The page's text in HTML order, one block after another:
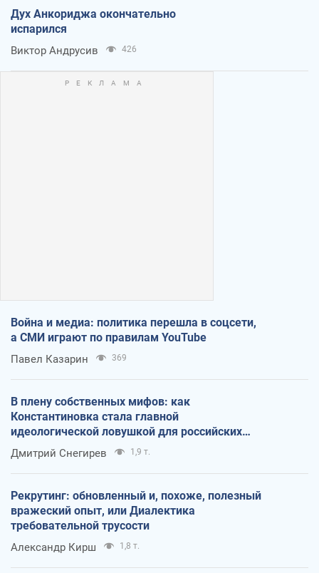
Дух Анкориджа окончательно
испарился
Виктор Андрусив 426
Война и медиа: политика перешла в соцсети,
а СМИ играют по правилам YouTube
Павел Казарин 369
В плену собственных мифов: как
Константиновка стала главной
идеологической ловушкой для российских
оккупантов
Дмитрий Снегирев 1,9 т.
Рекрутинг: обновленный и, похоже, полезный
вражеский опыт, или Диалектика
требовательной трусости
Александр Кирш 1,8 т.